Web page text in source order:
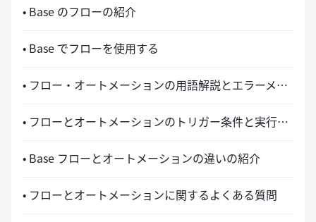
• Base のフローの紹介
• Base でフローを使用する
• フロー・オートメーションの用語解説とエラーメッセージの紹介
• フローとオートメーションのトリガー条件と実行操作の紹介
• Base フローとオートメーションの違いの紹介
• フローとオートメーションに関するよくある質問